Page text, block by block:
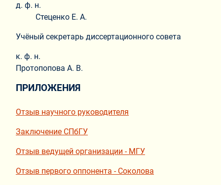
д. ф. н.
Стеценко Е. А.
Учёный секретарь диссертационного совета
к. ф. н.
Протопопова А. В.
ПРИЛОЖЕНИЯ
Отзыв научного руководителя
Заключение СПбГУ
Отзыв ведущей организации - МГУ
Отзыв первого оппонента - Соколова